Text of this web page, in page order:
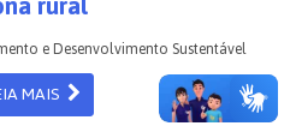
e Desenvolvimento Sustentável
MAIS